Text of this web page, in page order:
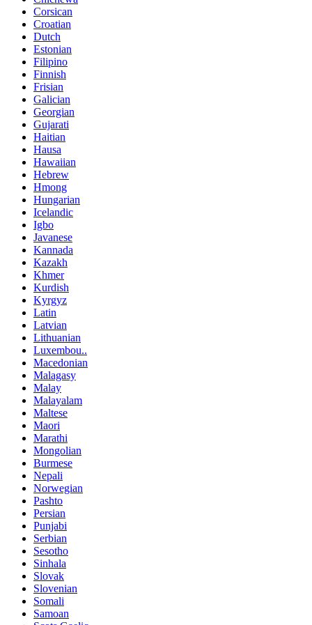
Corsican
Croatian
Dutch
Estonian
Filipino
Finnish
Frisian
Galician
Georgian
Gujarati
Haitian
Hausa
Hawaiian
Hebrew
Hmong
Hungarian
Icelandic
Igbo
Javanese
Kannada
Kazakh
Khmer
Kurdish
Kyrgyz
Latin
Latvian
Lithuanian
Luxembou..
Macedonian
Malagasy
Malay
Malayalam
Maltese
Maori
Marathi
Mongolian
Burmese
Nepali
Norwegian
Pashto
Persian
Punjabi
Serbian
Sesotho
Sinhala
Slovak
Slovenian
Somali
Samoan